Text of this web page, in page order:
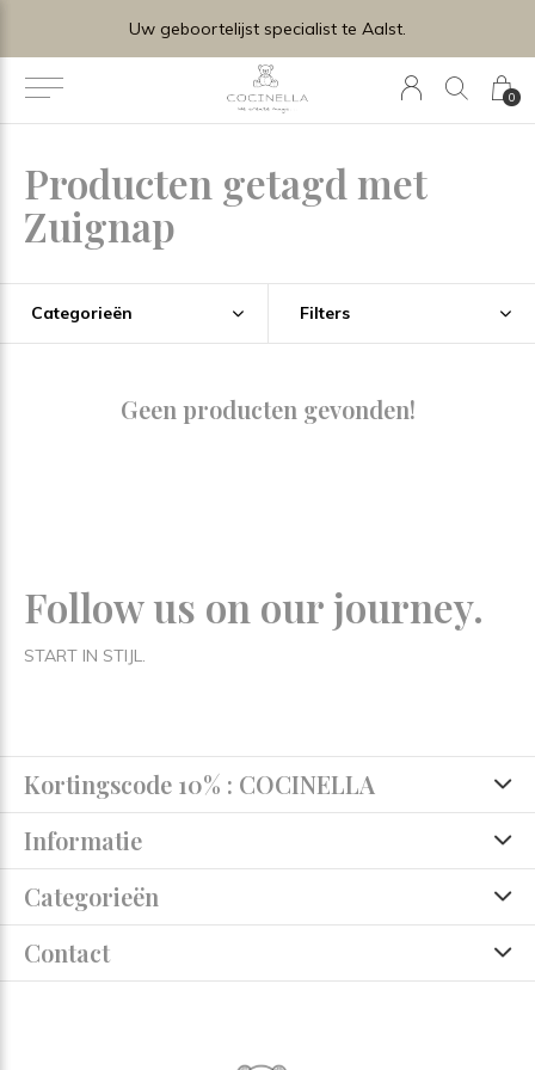
0
Uw geboortelijst specialist te Aalst.
Producten getagd met
Zuignap
Categorieën Filters
Geen producten gevonden!
Follow us on our journey.
START IN STIJL.
Kortingscode 10% : COCINELLA
Informatie
Categorieën
Contact